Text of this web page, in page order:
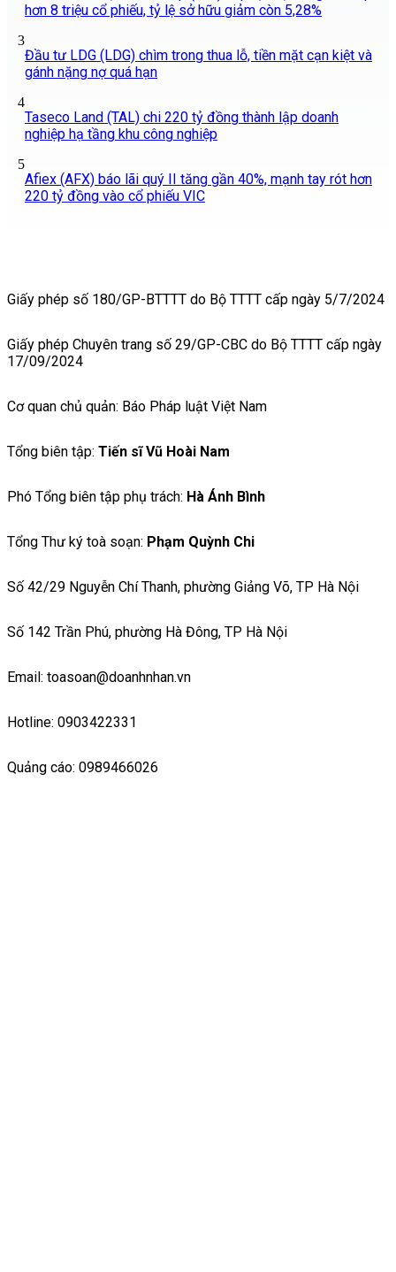
hơn 8 triệu cổ phiếu, tỷ lệ sở hữu giảm còn 5,28%
3
Đầu tư LDG (LDG) chìm trong thua lỗ, tiền mặt cạn kiệt và
gánh nặng nợ quá hạn
4
Taseco Land (TAL) chi 220 tỷ đồng thành lập doanh
nghiệp hạ tầng khu công nghiệp
5
Afiex (AFX) báo lãi quý II tăng gần 40%, mạnh tay rót hơn
220 tỷ đồng vào cổ phiếu VIC
Giấy phép số 180/GP-BTTTT do Bộ TTTT cấp ngày 5/7/2024
Giấy phép Chuyên trang số 29/GP-CBC do Bộ TTTT cấp ngày
17/09/2024
Cơ quan chủ quản: Báo Pháp luật Việt Nam
Tổng biên tập: Tiến sĩ Vũ Hoài Nam
Phó Tổng biên tập phụ trách: Hà Ánh Bình
Tổng Thư ký toà soạn: Phạm Quỳnh Chi
Số 42/29 Nguyễn Chí Thanh, phường Giảng Võ, TP Hà Nội
Số 142 Trần Phú, phường Hà Đông, TP Hà Nội
Email: toasoan@doanhnhan.vn
Hotline: 0903422331
Quảng cáo: 0989466026